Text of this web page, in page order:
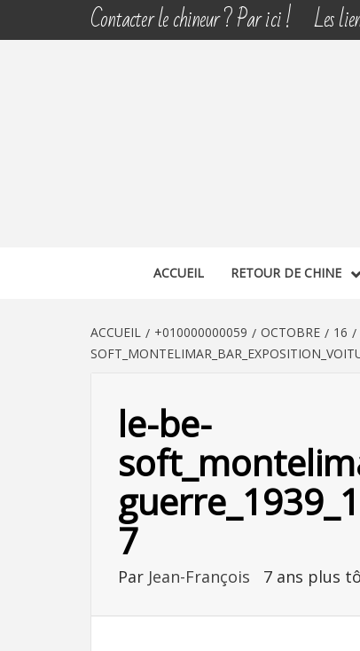
Contacter le chineur ? Par ici ! Les
ACCUEIL RETOUR DE CHINE
ACCUEIL +010000000059 OCTOBRE 16
le-be-
7
Par Jean-François 7 ans plus